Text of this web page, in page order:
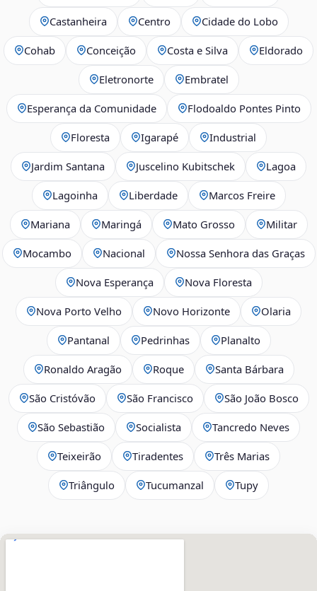
Castanheira Centro Cidade do Lobo
Cohab Conceição Costa e Silva Eldorado
Eletronorte Embratel
Esperança da Comunidade Flodoaldo Pontes Pinto
Floresta Igarapé Industrial
Jardim Santana Juscelino Kubitschek Lagoa
Lagoinha Liberdade Marcos Freire
Mariana Maringá Mato Grosso Militar
Mocambo Nacional Nossa Senhora das Graças
Nova Esperança Nova Floresta
Nova Porto Velho Novo Horizonte Olaria
Pantanal Pedrinhas Planalto
Ronaldo Aragão Roque Santa Bárbara
São Cristóvão São Francisco São João Bosco
São Sebastião Socialista Tancredo Neves
Teixeirão Tiradentes Três Marias
Triângulo Tucumanzal Tupy